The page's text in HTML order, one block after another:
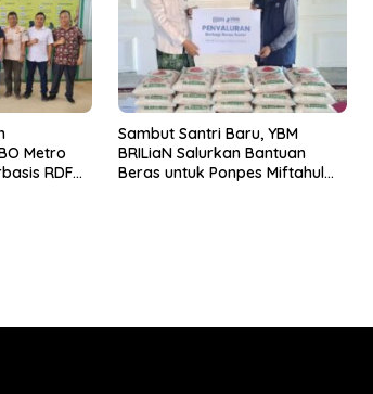
Metro
RDF
Sambut Santri Baru, YBM
BRILiaN Salurkan Bantuan
Beras untuk Ponpes Miftahul